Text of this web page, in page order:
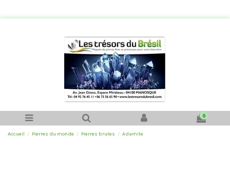
0
Accueil Pierres du monde Pierres brutes Adamite